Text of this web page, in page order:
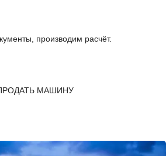
производим расчёт.
МАШИНУ